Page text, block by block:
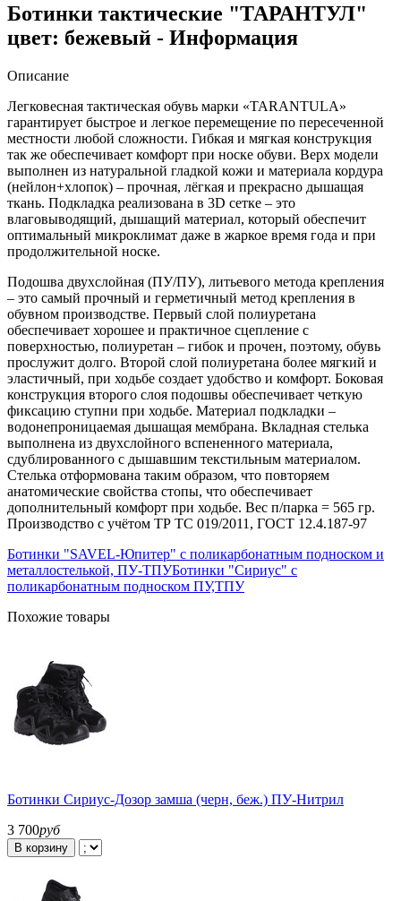
Ботинки тактические "ТАРАНТУЛ"
цвет: бежевый - Информация
Описание
Легковесная тактическая обувь марки «TARANTULA»
гарантирует быстрое и легкое перемещение по пересеченной
местности любой сложности. Гибкая и мягкая конструкция
так же обеспечивает комфорт при носке обуви. Верх модели
выполнен из натуральной гладкой кожи и материала кордура
(нейлон+хлопок) – прочная, лёгкая и прекрасно дышащая
ткань. Подкладка реализована в 3D сетке – это
влаговыводящий, дышащий материал, который обеспечит
оптимальный микроклимат даже в жаркое время года и при
продолжительной носке.
Подошва двухслойная (ПУ/ПУ), литьевого метода крепления
– это самый прочный и герметичный метод крепления в
обувном производстве. Первый слой полиуретана
обеспечивает хорошее и практичное сцепление с
поверхностью, полиуретан – гибок и прочен, поэтому, обувь
прослужит долго. Второй слой полиуретана более мягкий и
эластичный, при ходьбе создает удобство и комфорт. Боковая
конструкция второго слоя подошвы обеспечивает четкую
фиксацию ступни при ходьбе. Материал подкладки –
водонепроницаемая дышащая мембрана. Вкладная стелька
выполнена из двухслойного вспененного материала,
сдублированного с дышавшим текстильным материалом.
Стелька отформована таким образом, что повторяем
анатомические свойства стопы, что обеспечивает
дополнительный комфорт при ходьбе. Вес п/парка = 565 гр.
Производство с учётом ТР ТС 019/2011, ГОСТ 12.4.187-97
Ботинки "SAVEL-Юпитер" с поликарбонатным подноском и
металлостелькой, ПУ-ТПУБотинки "Сириус" с
поликарбонатным подноском ПУ,ТПУ
Похожие товары
Ботинки Сириус-Дозор замша (черн, беж.) ПУ-Нитрил
3 700руб
В корзину